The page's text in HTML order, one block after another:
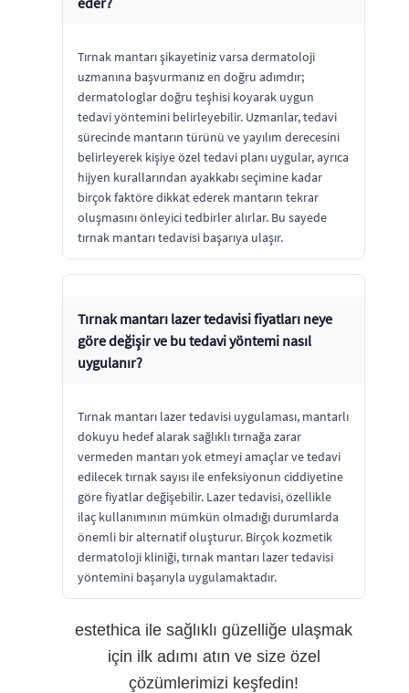
Tırnak mantarı şikayetiniz varsa dermatoloji
uzmanına başvurmanız en doğru adımdır;
dermatologlar doğru teşhisi koyarak uygun
tedavi yöntemini belirleyebilir. Uzmanlar, tedavi
sürecinde mantarın türünü ve yayılım derecesini
belirleyerek kişiye özel tedavi planı uygular, ayrıca
hijyen kurallarından ayakkabı seçimine kadar
birçok faktöre dikkat ederek mantarın tekrar
oluşmasını önleyici tedbirler alırlar. Bu sayede
tırnak mantarı tedavisi başarıya ulaşır.
Tırnak mantarı lazer tedavisi fiyatları neye
göre değişir ve bu tedavi yöntemi nasıl
uygulanır?
Tırnak mantarı lazer tedavisi uygulaması, mantarlı
dokuyu hedef alarak sağlıklı tırnağa zarar
vermeden mantarı yok etmeyi amaçlar ve tedavi
edilecek tırnak sayısı ile enfeksiyonun ciddiyetine
göre fiyatlar değişebilir. Lazer tedavisi, özellikle
ilaç kullanımının mümkün olmadığı durumlarda
önemli bir alternatif oluşturur. Birçok kozmetik
dermatoloji kliniği, tırnak mantarı lazer tedavisi
yöntemini başarıyla uygulamaktadır.
estethica ile sağlıklı güzelliğe ulaşmak
için ilk adımı atın ve size özel
çözümlerimizi keşfedin!